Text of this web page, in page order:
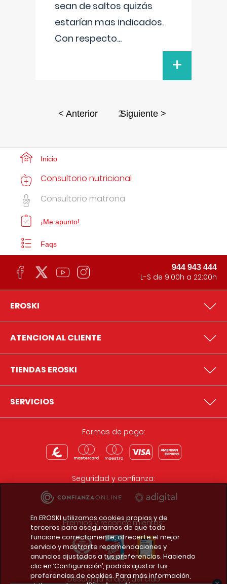
sean de saltos quizás
estarían mas indicados.
Con respecto...
+
< Anterior 2Siguiente >
Inicio
Consultorio nutricional
Consultorio matrona
¡Me apunto!
Faqs
944 943 444
L-S de 9:00h a 22:00h
EROSKI
ATENCION AL CLIENTE
TIENDAS EROSKI
SERVICIOS
Formas de pago:
Seguridad y confianza:
Premios y reconocimientos:
Descarga la app del club
En EROSKI utilizamos cookies propias y de
terceros para asegurarnos de que todo
funcione correctamente, ofrecerte el mejor
servicio y mostrarte recomendaciones y
anuncios ajustados a tus preferencias. Haciendo
clic en ‘Configuración’, podrás ajustar tus
preferencias de cookies. Para más información,